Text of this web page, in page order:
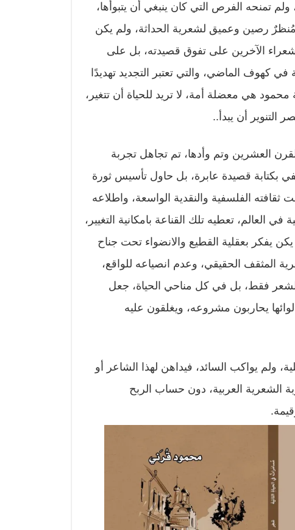
تمنحه الفرص التي كان ينبغي أن يتبوأها،
مُنظرٌ رصين وعميق لشعرية الحداثة، ولم يكن
الآخرين على تفوق قصيدته، بل على
في كهوف الماضي، والتي تعتبر التجديد تهديدًا
محمود هي معضلة أمة، لا تريد للحياة أن تتغير،
التنوير أن يبدأ..
العشرين وتم وأدها، تم تجاهل تجربة
بكتابة قصيدة عابرة، بل حاول تأسيس ثورة
ثقافته الفلسفية والنقدية الواسعة، واطلاعه
العالم، تعطيه تلك القناعة بامكانية التغيير،
يكن يفكر بعقلية القطيع والانضواء تحت جناح
المثقف الحقيقي، وعدم انصياعه للواقع،
فقط، بل في كل مناحي الحياة، جعل
يحاربون مشروعه، ويغلقون عليه
ولم يواكب السائد، فيداهن لهذا الشاعر أو
الشعرية العربية، دون حساب الربح